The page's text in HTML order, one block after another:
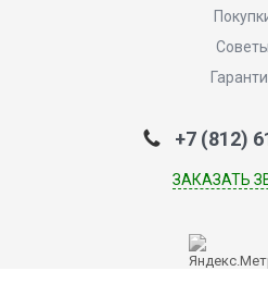
Советы
+7 (812)
ЗАКАЗАТЬ